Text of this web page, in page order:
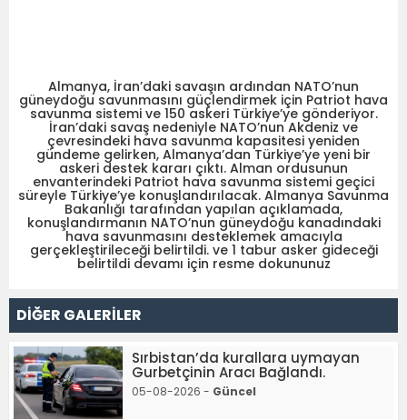
Almanya, İran’daki savaşın ardından NATO’nun
güneydoğu savunmasını güçlendirmek için Patriot hava
savunma sistemi ve 150 askeri Türkiye’ye gönderiyor.
İran’daki savaş nedeniyle NATO’nun Akdeniz ve
çevresindeki hava savunma kapasitesi yeniden
gündeme gelirken, Almanya’dan Türkiye’ye yeni bir
askeri destek kararı çıktı. Alman ordusunun
envanterindeki Patriot hava savunma sistemi geçici
süreyle Türkiye’ye konuşlandırılacak. Almanya Savunma
Bakanlığı tarafından yapılan açıklamada,
konuşlandırmanın NATO’nun güneydoğu kanadındaki
hava savunmasını desteklemek amacıyla
gerçekleştirileceği belirtildi. ve 1 tabur asker gideceği
belirtildi devamı için resme dokununuz
DİĞER GALERİLER
Sırbistan’da kurallara uymayan
Gurbetçinin Aracı Bağlandı.
05-08-2026 - Güncel